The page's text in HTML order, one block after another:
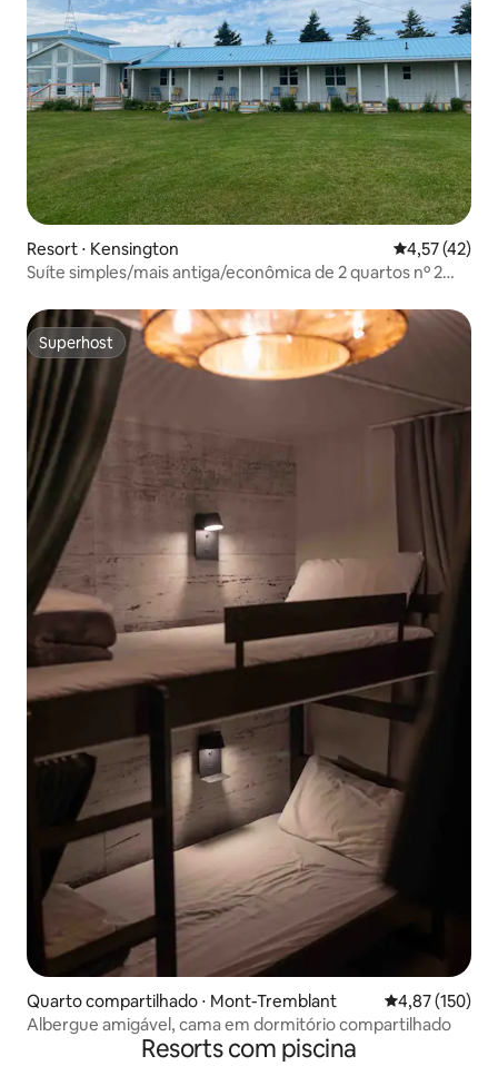
Resort ⋅ Kensington 4,57 de uma
4,57 (42)
Suíte simples/mais antiga/econômica de 2 quartos nº 2
Superhost
Superhost
Quarto compartilhado ⋅ Mont-Tremblant 4,87 de uma
4,87 (150)
Albergue amigável, cama em dormitório compartilhado
Resorts com piscina